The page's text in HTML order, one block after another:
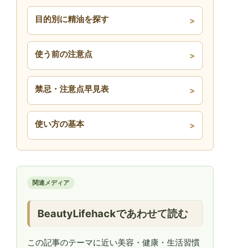
目的別に精油を探す
使う前の注意点
禁忌・注意点早見表
使い方の基本
関連メディア
BeautyLifehackであわせて読む
この記事のテーマに近い美容・健康・生活習慣